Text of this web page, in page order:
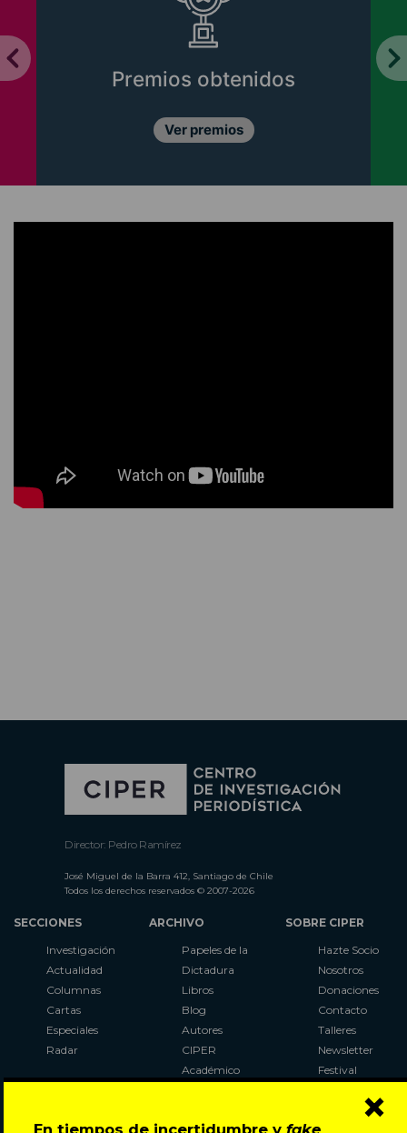
En tiempos de incertidumbre y fake ×
Premios obtenidos
Ver premios
Director: Pedro Ramírez
José Miguel de la Barra 412, Santiago de Chile
Todos los derechos reservados © 2007-2026
SECCIONES
Investigación
Actualidad
Columnas
Cartas
Especiales
Radar
ARCHIVO
Papeles de la
Dictadura
Libros
Blog
Autores
CIPER
Académico
Al Plebiscito
SOBRE CIPER
Hazte Socio
Nosotros
Donaciones
Contacto
Talleres
Newsletter
Festival